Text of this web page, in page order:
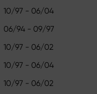
10/97 - 06/04
06/94 - 09/97
10/97 - 06/02
10/97 - 06/04
10/97 - 06/02